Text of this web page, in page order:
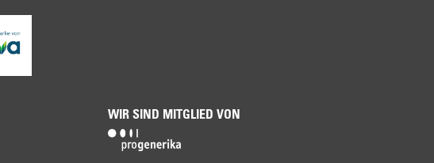
WIR SIND MITGLIED VON